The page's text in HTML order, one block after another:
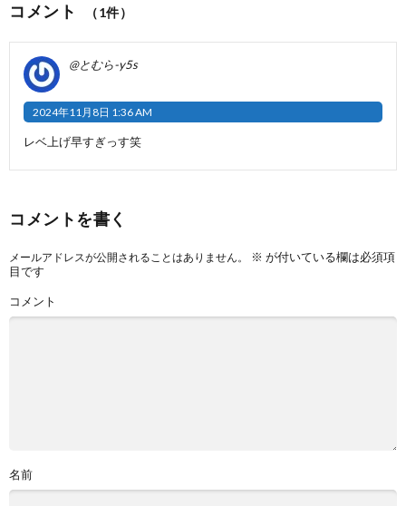
コメント （1件）
@とむら-y5s
2024年11月8日 1:36 AM
レベ上げ早すぎっす笑
コメントを書く
メールアドレスが公開されることはありません。 ※ が付いている欄は必須項
目です
コメント
名前